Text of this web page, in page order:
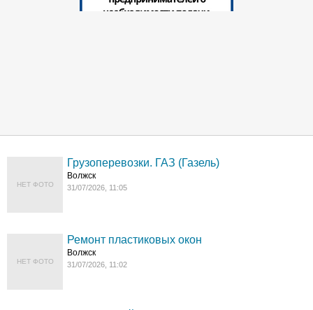
НЕТ ФОТО
Грузоперевозки. ГАЗ (Газель)
Волжск
31/07/2026, 11:05
НЕТ ФОТО
Ремонт пластиковых окон
Волжск
31/07/2026, 11:02